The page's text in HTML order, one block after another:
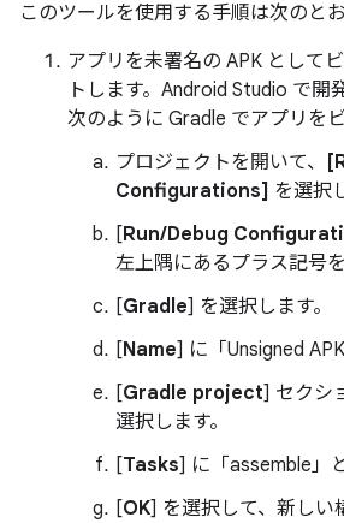
このツールを使用する手順は次のとお
アプリを未署名の APK として
トします。Android Studio で開
次のように Gradle でアプリをビ
プロジェクトを開いて、
Configurations] を選択
[Run/Debug
左上隅にあるプラス記号を
[Gradle] を選択します。
[Name] に「Unsigned
[Gradle project] セクシ
選択します。
[Tasks] に「assemble」
[OK] を選択して、新しい